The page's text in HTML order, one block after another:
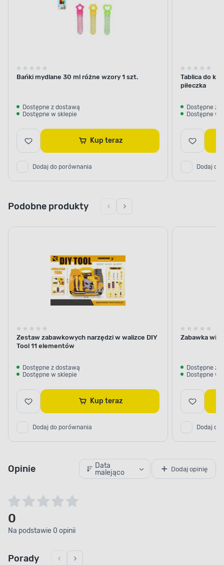
dzieci
Bańki mydlane 30 ml różne wzory 1 szt.
Dostępne z dostawą
Dostępne w sklepie
Kup teraz
Dodaj do porównania
Tablica do
piłeczka
Dostępne z
Dostępne w
Dodaj do
Podobne produkty
Zestaw zabawkowych narzędzi w walizce DIY
Tool 11 elementów
Dostępne z dostawą
Dostępne w sklepie
Kup teraz
Dodaj do porównania
Zabawka
Dostępne z
Dostępne w
Dodaj do
Opinie
Data
malejąco
Dodaj opinię
0
Na podstawie 0 opinii
Porady